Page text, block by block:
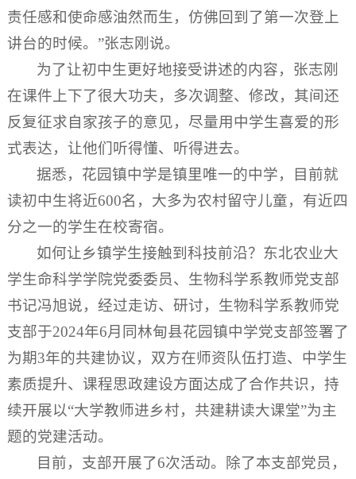
责任感和使命感油然而生，仿佛回到了第一次登上
讲台的时候。”张志刚说。
为了让初中生更好地接受讲述的内容，张志刚
在课件上下了很大功夫，多次调整、修改，其间还
反复征求自家孩子的意见，尽量用中学生喜爱的形
式表达，让他们听得懂、听得进去。
据悉，花园镇中学是镇里唯一的中学，目前就
读初中生将近600名，大多为农村留守儿童，有近四
分之一的学生在校寄宿。
如何让乡镇学生接触到科技前沿？东北农业大
学生命科学学院党委委员、生物科学系教师党支部
书记冯旭说，经过走访、研讨，生物科学系教师党
支部于2024年6月同林甸县花园镇中学党支部签署了
为期3年的共建协议，双方在师资队伍打造、中学生
素质提升、课程思政建设方面达成了合作共识，持
续开展以“大学教师进乡村，共建耕读大课堂”为主
题的党建活动。
目前，支部开展了6次活动。除了本支部党员，